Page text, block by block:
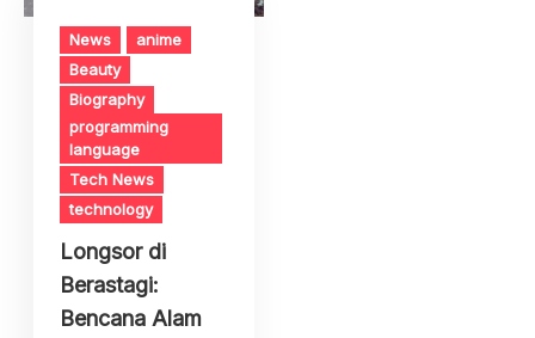
News
anime
Beauty
Biography
programming
language
Tech News
technology
Longsor di
Berastagi:
Bencana Alam